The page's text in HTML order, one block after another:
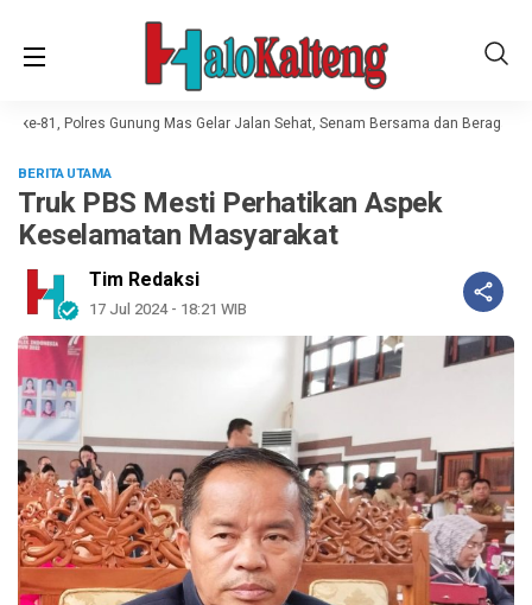
ke-81, Polres Gunung Mas Gelar Jalan Sehat, Senam Bersama dan Beragam
BERITA UTAMA
Truk PBS Mesti Perhatikan Aspek
Keselamatan Masyarakat
Tim Redaksi
17 Jul 2024 - 18:21 WIB